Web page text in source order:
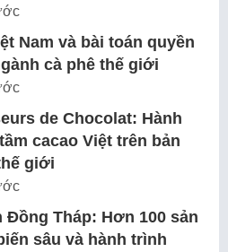
Nam và bài toán quyền
cà phê thế giới
de Chocolat: Hành
cacao Việt trên bản
giới
Đồng Tháp: Hơn 100 sản
sâu và hành trình